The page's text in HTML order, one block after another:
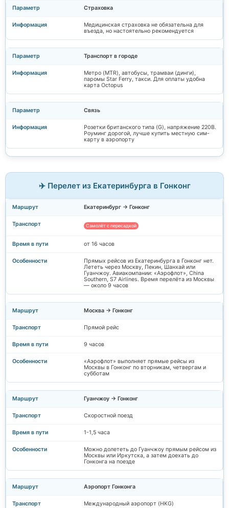
Страховка
Медицинская страховка не обязательна для
въезда, но настоятельно рекомендуется
Транспорт в городе
Метро (MTR), автобусы, трамваи (динги),
паромы Star Ferry, такси. Для оплаты удобна
карта Octopus
Связь
Розетки британского типа (G), напряжение 220В.
Роуминг дорогой, лучше купить местную сим-
карту в аэропорту
✈️ Перелет из Екатеринбурга в Гонконг
Екатеринбург → Гонконг
Самолёт с пересадкой
от 16 часов
Прямых рейсов из Екатеринбурга в Гонконг нет.
Лететь через Москву, Пекин, Шанхай или
Гуанчжоу. Авиакомпании: «Аэрофлот», China
Southern, S7 Airlines. Время перелёта из Москвы
— около 9 часов
Москва → Гонконг
Прямой рейс
9 часов
«Аэрофлот» выполняет прямые рейсы из
Москвы в Гонконг по вторникам, четвергам и
субботам
Гуанчжоу → Гонконг
Скоростной поезд
1-1,5 часа
Можно долететь до Гуанчжоу прямым рейсом из
Москвы или Иркутска, а затем доехать до
Гонконга на поезде
Аэропорт Гонконга
Международный аэропорт (HKG)